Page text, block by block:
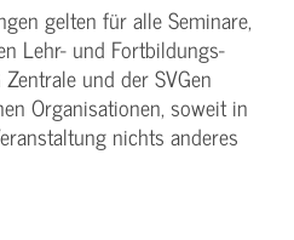
gelten für alle Seminare,
Lehr- und Fortbildungs-
und der SVGen
Organisationen, soweit in
nichts anderes